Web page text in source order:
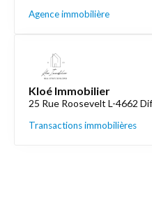
Agence immobilière
Kloé Immobilier
25 Rue Roosevelt L-4662
Transactions immobilières